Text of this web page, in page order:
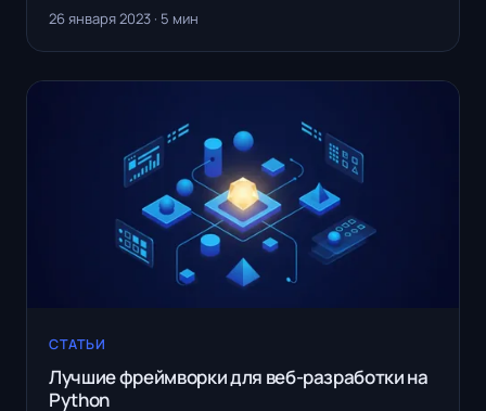
26 января 2023 · 5 мин
СТАТЬИ
Лучшие фреймворки для веб-разработки на
Python